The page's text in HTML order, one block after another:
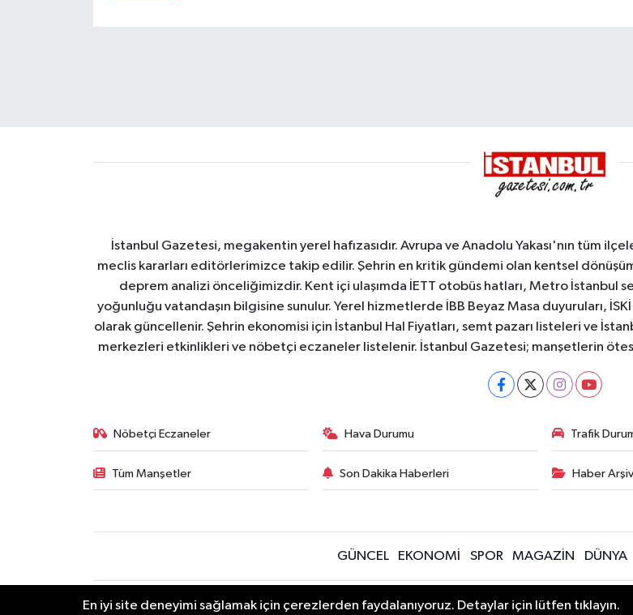
İstanbul Gazetesi, megakentin yerel hafızasıdır. Avrupa ve Anadolu Yakası'nın tüm
meclis kararları editörlerimizce takip edilir. Şehrin en kritik gündemi olan kentsel
deprem analizi önceliğimizdir. Kent içi ulaşımda İETT otobüs hatları, Metro İstanbul
yoğunluğu vatandaşın bilgisine sunulur. Yerel hizmetlerde İBB Beyaz Masa duyuruları,
olarak güncellenir. Şehrin ekonomisi için İstanbul Hal Fiyatları, semt pazarı listeleri ve
merkezleri etkinlikleri ve nöbetçi eczaneler listelenir. İstanbul Gazetesi; manşetlerin
Nöbetçi Eczaneler Hava Durumu Trafik
Tüm Manşetler Son Dakika Haberleri Haber
GÜNCEL EKONOMİ SPOR MAGAZİN DÜNYA
Sitede yayınlanan içerik ve yorumlardan yazarları sorumludur. Yayınlanan yorumlardan İstanbul Haber,
En iyi site deneyimi sağlamak için çerezlerden faydalanıyoruz. Detaylar için lütfen tıklayın.